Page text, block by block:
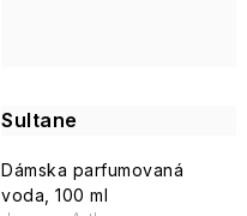
Sultane
Dámska parfumovaná
voda, 100 ml